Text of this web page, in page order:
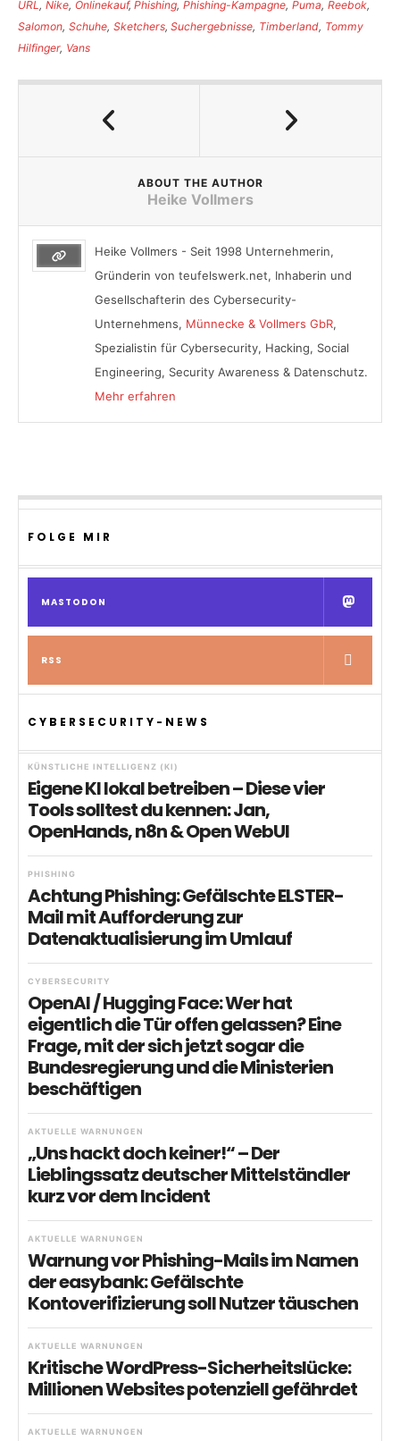
URL, Nike, Onlinekauf,Phishing,Phishing-Kampagne,Puma, Reebok,
Salomon, Schuhe, Sketchers,Suchergebnisse, Timberland, Tommy
Hilfinger, Vans
ABOUT THE AUTHOR
Heike Vollmers
Heike Vollmers - Seit 1998 Unternehmerin,
Gründerin von teufelswerk.net, Inhaberin und
Gesellschafterin des Cybersecurity-
Unternehmens, Münnecke & Vollmers GbR,
Spezialistin für Cybersecurity, Hacking, Social
Engineering, Security Awareness & Datenschutz.
Mehr erfahren
FOLGE MIR
MASTODON
RSS
CYBERSECURITY-NEWS
KÜNSTLICHE INTELLIGENZ (KI)
Eigene KI lokal betreiben – Diese vier
Tools solltest du kennen: Jan,
OpenHands, n8n & Open WebUI
PHISHING
Achtung Phishing: Gefälschte ELSTER-
Mail mit Aufforderung zur
Datenaktualisierung im Umlauf
CYBERSECURITY
OpenAI / Hugging Face: Wer hat
eigentlich die Tür offen gelassen? Eine
Frage, mit der sich jetzt sogar die
Bundesregierung und die Ministerien
beschäftigen
AKTUELLE WARNUNGEN
„Uns hackt doch keiner!“ – Der
Lieblingssatz deutscher Mittelständler
kurz vor dem Incident
AKTUELLE WARNUNGEN
Warnung vor Phishing-Mails im Namen
der easybank: Gefälschte
Kontoverifizierung soll Nutzer täuschen
AKTUELLE WARNUNGEN
Kritische WordPress-Sicherheitslücke:
Millionen Websites potenziell gefährdet
AKTUELLE WARNUNGEN